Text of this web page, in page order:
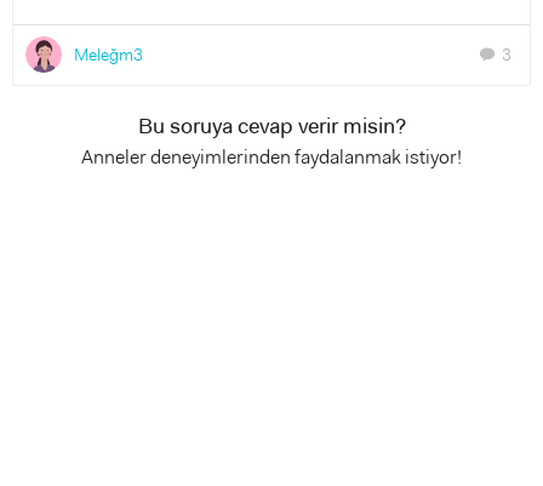
Meleğm3 chat 3
Bu soruya cevap verir misin?
Anneler deneyimlerinden faydalanmak istiyor!